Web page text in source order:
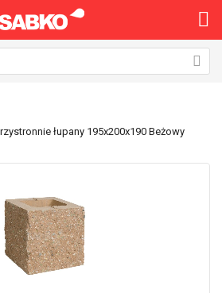
łupany 195x200x190 Beżowy